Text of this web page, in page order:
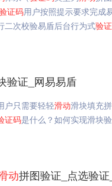
证码用户按照提示要求完成
二次校验易盾后台行为式验
验证_网易易盾
户只需要轻轻滑动滑块填充
证码是什么？如何实现滑块
动拼图验证_点选验